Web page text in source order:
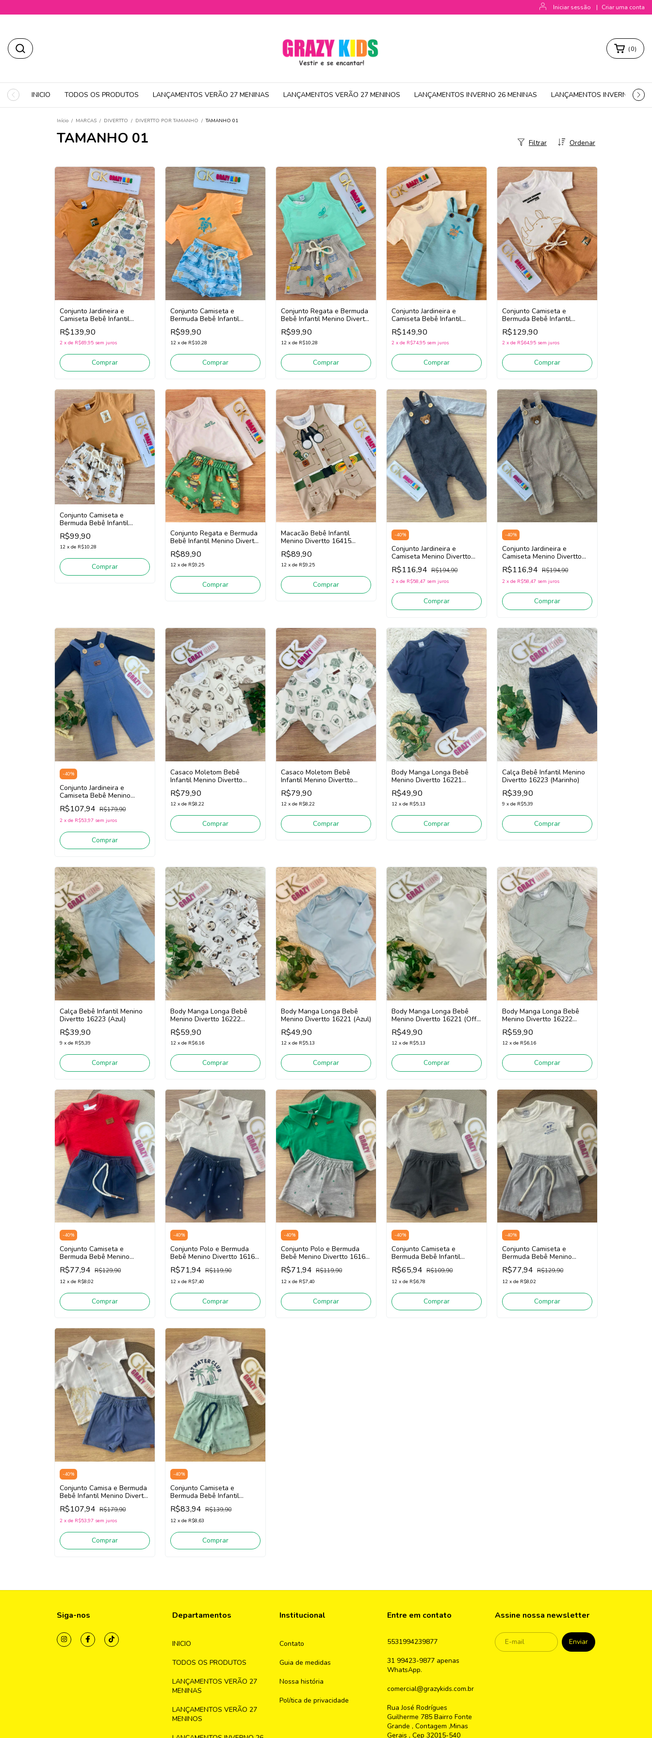
Iniciar sessão | Criar uma conta
(0)
INICIO TODOS OS PRODUTOS LANÇAMENTOS VERÃO 27 MENINAS LANÇAMENTOS VERÃO 27 MENINOS LANÇAMENTOS INVERNO 26 MENINAS LANÇAMENTOS INVERNO 26
Início / MARCAS / DIVERTTO / DIVERTTO POR TAMANHO / TAMANHO 01
TAMANHO 01 Ordenar
Filtrar
Conjunto Jardineira e
Camiseta Bebê Infantil
Menino Divertto 16385
(Marrom/Off White)
R$139,90
2 x de R$69,95 sem juros
Comprar
Conjunto Camiseta e
Bermuda Bebê Infantil
Menino Divertto 16393
(Laranja/Azul)
R$99,90
12 x de R$10,28
Comprar
Conjunto Regata e Bermuda
Bebê Infantil Menino Divertto
16391 (Verde/Bege)
R$99,90
12 x de R$10,28
Comprar
Conjunto Jardineira e
Camiseta Bebê Infantil
Menino Divertto 16381
(Azul/Off White)
R$149,90
2 x de R$74,95 sem juros
Comprar
Conjunto Camiseta e
Bermuda Bebê Infantil
Menino Divertto 16398 (Off
White/Bege Escuro)
R$129,90
2 x de R$64,95 sem juros
Comprar
Conjunto Camiseta e
Bermuda Bebê Infantil
Menino Divertto 16402
(Marrom/Off White)
R$99,90
12 x de R$10,28
Comprar
Conjunto Regata e Bermuda
Bebê Infantil Menino Divertto
16389 (Branco/Verde)
R$89,90
12 x de R$9,25
Comprar
Macacão Bebê Infantil
Menino Divertto 16415
(Bege)
R$89,90
12 x de R$9,25
Comprar
-40%
Conjunto Jardineira e
Camiseta Menino Divertto
16199 (Preto/Cinza)
R$116,94 R$194,90
2 x de R$58,47 sem juros
Comprar
-40%
Conjunto Jardineira e
Camiseta Menino Divertto
16199 (Marrom/Azul)
R$116,94 R$194,90
2 x de R$58,47 sem juros
Comprar
-40%
Conjunto Jardineira e
Camiseta Bebê Menino
Divertto 16197 (Azul
Jeans/Marinho)
R$107,94 R$179,90
2 x de R$53,97 sem juros
Comprar
Casaco Moletom Bebê
Infantil Menino Divertto
16184 (Off White/Marrom)
R$79,90
12 x de R$8,22
Comprar
Casaco Moletom Bebê
Infantil Menino Divertto
16184 (Off White/Verde)
R$79,90
12 x de R$8,22
Comprar
Body Manga Longa Bebê
Menino Divertto 16221
(Marinho)
R$49,90
12 x de R$5,13
Comprar
Calça Bebê Infantil Menino
Divertto 16223 (Marinho)
R$39,90
9 x de R$5,39
Comprar
Calça Bebê Infantil Menino
Divertto 16223 (Azul)
R$39,90
9 x de R$5,39
Comprar
Body Manga Longa Bebê
Menino Divertto 16222
(Bege)
R$59,90
12 x de R$6,16
Comprar
Body Manga Longa Bebê
Menino Divertto 16221 (Azul)
R$49,90
12 x de R$5,13
Comprar
Body Manga Longa Bebê
Menino Divertto 16221 (Off
White)
R$49,90
12 x de R$5,13
Comprar
Body Manga Longa Bebê
Menino Divertto 16222
(Verde)
R$59,90
12 x de R$6,16
Comprar
-40%
Conjunto Camiseta e
Bermuda Bebê Menino
Divertto 16162
(Vermelho/Azul Jeans)
R$77,94 R$129,90
12 x de R$8,02
Comprar
-40%
Conjunto Polo e Bermuda
Bebê Menino Divertto 16167
(Off White/Marinho)
R$71,94 R$119,90
12 x de R$7,40
Comprar
-40%
Conjunto Polo e Bermuda
Bebê Menino Divertto 16167
(Verde/Cinza)
R$71,94 R$119,90
12 x de R$7,40
Comprar
-40%
Conjunto Camiseta e
Bermuda Bebê Infantil
Menino Divertto 16163
(Bege/Preto)
R$65,94 R$109,90
12 x de R$6,78
Comprar
-40%
Conjunto Camiseta e
Bermuda Bebê Menino
Divertto 16178 (Off
White/Cinza)
R$77,94 R$129,90
12 x de R$8,02
Comprar
-40%
Conjunto Camisa e Bermuda
Bebê Infantil Menino Divertto
16170 (Branco/Azul)
R$107,94 R$179,90
2 x de R$53,97 sem juros
Comprar
-40%
Conjunto Camiseta e
Bermuda Bebê Infantil
Menino Divertto 16166
(Branco/Verde)
R$83,94 R$139,90
12 x de R$8,63
Comprar
Siga-nos Departamentos
INICIO
TODOS OS PRODUTOS
LANÇAMENTOS VERÃO 27
MENINAS
LANÇAMENTOS VERÃO 27
MENINOS
Institucional
Contato
Guia de medidas
Nossa história
Política de privacidade
Entre em contato
5531994239877
31 99423-9877 apenas
WhatsApp.
comercial@grazykids.com.br
Rua José Rodrígues
Guilherme 785 Bairro Fonte
Grande , Contagem ,Minas
Gerais , Cep 32015-540
Assine nossa newsletter